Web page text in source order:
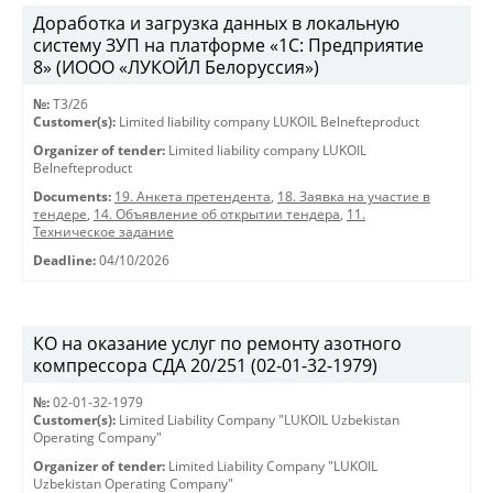
Доработка и загрузка данных в локальную
систему ЗУП на платформе «1С: Предприятие
8» (ИООО «ЛУКОЙЛ Белоруссия»)
№: T3/26
Customer(s): Limited liability company LUKOIL Belnefteproduct
Organizer of tender: Limited liability company LUKOIL
Belnefteproduct
Documents: 19. Анкета претендента, 18. Заявка на участие в
тендере, 14. Объявление об открытии тендера, 11.
Техническое задание
Deadline: 04/10/2026
КО на оказание услуг по ремонту азотного
компрессора СДА 20/251 (02-01-32-1979)
№: 02-01-32-1979
Customer(s): Limited Liability Company "LUKOIL Uzbekistan
Operating Company"
Organizer of tender: Limited Liability Company "LUKOIL
Uzbekistan Operating Company"